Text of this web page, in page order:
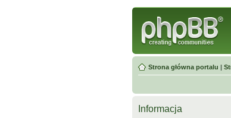
Strona główna portalu |
Informacja